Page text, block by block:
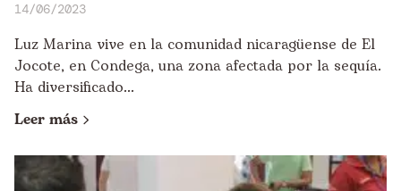
14/06/2023
Luz Marina vive en la comunidad nicaragüense de El
Jocote, en Condega, una zona afectada por la sequía.
Ha diversificado...
Leer más